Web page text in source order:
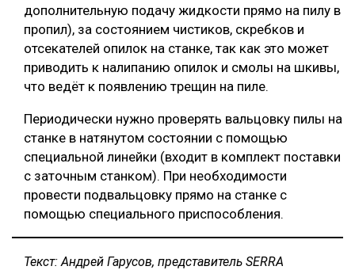
дополнительную подачу жидкости прямо на пилу в
пропил), за состоянием чистиков, скребков и
отсекателей опилок на станке, так как это может
приводить к налипанию опилок и смолы на шкивы,
что ведёт к появлению трещин на пиле.
Периодически нужно проверять вальцовку пилы на
станке в натянутом состоянии с помощью
специальной линейки (входит в комплект поставки
с заточным станком). При необходимости
провести подвальцовку прямо на станке с
помощью специального приспособления.
Текст: Андрей Гарусов, представитель SERRA